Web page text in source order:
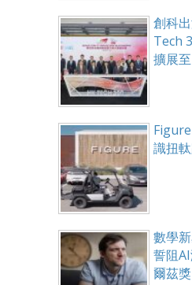
創科
Tech
擴展
識扭
數學
誓阻
爾茲